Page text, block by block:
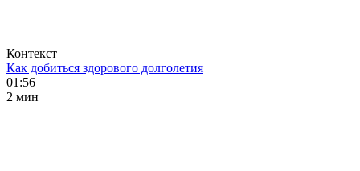
Контекст
Как добиться здорового долголетия
01:56
2 мин